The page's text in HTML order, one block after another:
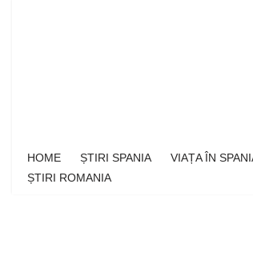
HOME ȘTIRI SPANIA VIAȚA ÎN
ȘTIRI ROMANIA